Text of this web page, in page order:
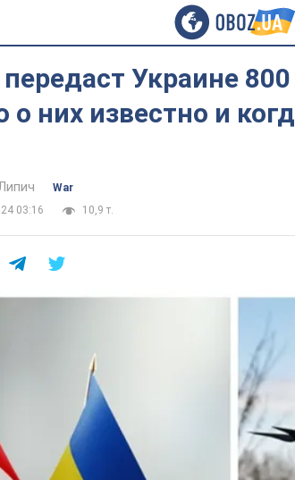
Украине
о них известно и
War
03:16
10,9 т.